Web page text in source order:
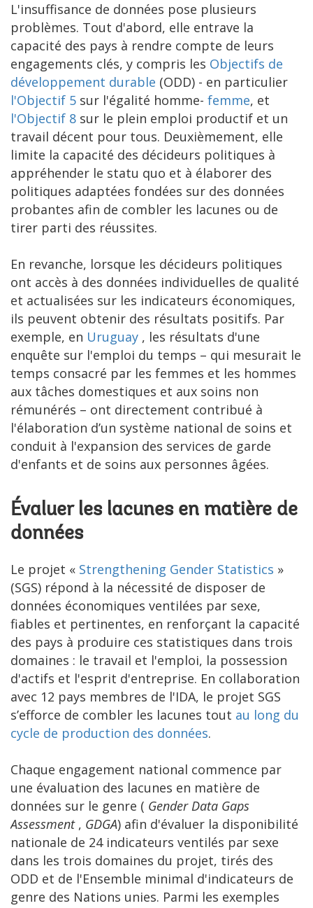
L'insuffisance de données pose plusieurs
problèmes. Tout d'abord, elle entrave la
capacité des pays à rendre compte de leurs
engagements clés, y compris les Objectifs de
développement durable (ODD) - en particulier
l'Objectif 5 sur l'égalité homme- femme, et
l'Objectif 8 sur le plein emploi productif et un
travail décent pour tous. Deuxièmement, elle
limite la capacité des décideurs politiques à
appréhender le statu quo et à élaborer des
politiques adaptées fondées sur des données
probantes afin de combler les lacunes ou de
tirer parti des réussites.
En revanche, lorsque les décideurs politiques
ont accès à des données individuelles de qualité
et actualisées sur les indicateurs économiques,
ils peuvent obtenir des résultats positifs. Par
exemple, en Uruguay , les résultats d'une
enquête sur l'emploi du temps – qui mesurait le
temps consacré par les femmes et les hommes
aux tâches domestiques et aux soins non
rémunérés – ont directement contribué à
l'élaboration d’un système national de soins et
conduit à l'expansion des services de garde
d'enfants et de soins aux personnes âgées.
Évaluer les lacunes en matière de
données
Le projet « Strengthening Gender Statistics »
(SGS) répond à la nécessité de disposer de
données économiques ventilées par sexe,
fiables et pertinentes, en renforçant la capacité
des pays à produire ces statistiques dans trois
domaines : le travail et l'emploi, la possession
d'actifs et l'esprit d'entreprise. En collaboration
avec 12 pays membres de l'IDA, le projet SGS
s’efforce de combler les lacunes tout au long du
cycle de production des données.
Chaque engagement national commence par
une évaluation des lacunes en matière de
données sur le genre ( Gender Data Gaps
Assessment , GDGA) afin d'évaluer la disponibilité
nationale de 24 indicateurs ventilés par sexe
dans les trois domaines du projet, tirés des
ODD et de l'Ensemble minimal d'indicateurs de
genre des Nations unies. Parmi les exemples